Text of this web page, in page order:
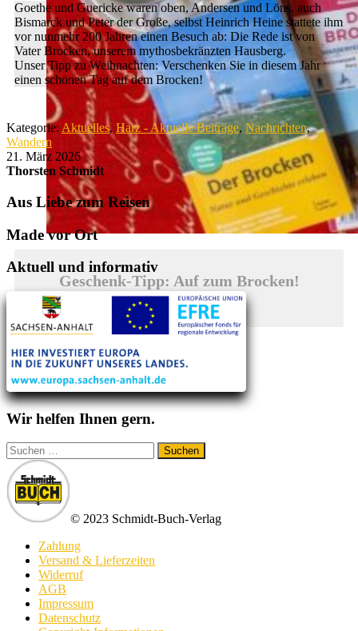
Geschenk-Tipp: Auf zum Brocken!
entdecken
Goethe und Guericke waren oben, Andersen und Löns, auch
Bismarck und Peter der Große, selbst Heinrich Heine stattete ihm
vor nunmehr 200 Jahren einen Besuch ab: Die Rede ist von
Vater Brocken, unserem mythosbekränzten Hausberg.
Unser Tipp zu Weihnachten: Verschenken Sie in diesem Jahr
einen schönen Tag auf dem Brocken!
Kategorie: Aktuelles, Harz - Aktuelle Beiträge, Nachrichten,
Wandern
21. März 2026
Thorsten Schmidt
Aus Liebe zum Reisen
Made vor Ort
Aktuell und informativ
Wir helfen Ihnen gern.
Suchen
nach:
© 2023 Schmidt-Buch-Verlag
Zahlung
Versand & Lieferzeiten
Widerruf
AGB
Impressum
Datenschutz